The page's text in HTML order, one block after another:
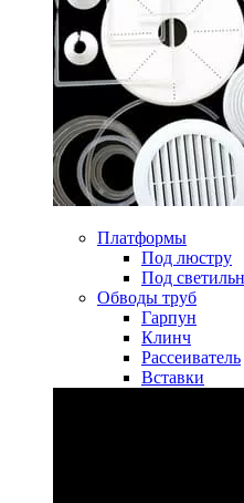
Платформы
Под люстру
Под
Обводы труб
Гарпун
Клинч
Рассеиватель
Вставки